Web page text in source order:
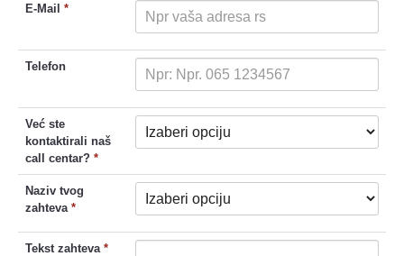
E-Mail *
Telefon
Već ste
kontaktirali naš
call centar? *
Naziv tvog
zahteva *
Tekst zahteva *